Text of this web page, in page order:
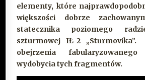
elementy, które
większości dobrze
statecznika poziomego
szturmowej IŁ-2
obejrzenia
wydobycia tych fragmentów.